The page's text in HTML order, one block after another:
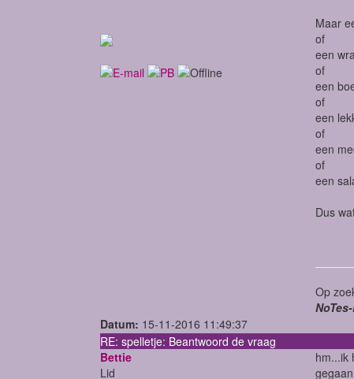
Maar
of
een
of
een
of
een
of
een
of
een
Dus
Op
Datum: 15-11-2016 11:49:37
RE: spelletje: Beantwoord de vraag
Bettie
Lid
hm...ik